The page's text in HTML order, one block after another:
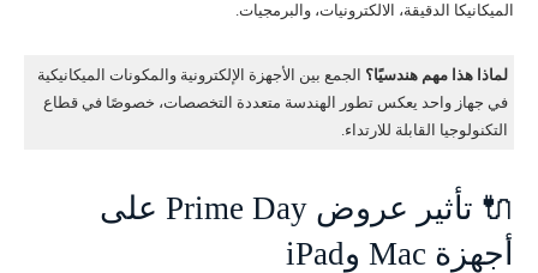
الميكانيكا الدقيقة، الالكترونيات، والبرمجيات.
لماذا هذا مهم هندسيًا؟ الجمع بين الأجهزة الإلكترونية والمكونات الميكانيكية
في جهاز واحد يعكس تطور الهندسة متعددة التخصصات، خصوصًا في قطاع
التكنولوجيا القابلة للارتداء.
🔌 تأثير عروض Prime Day على
أجهزة Mac وiPad